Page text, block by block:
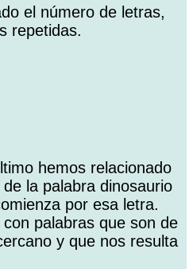
el número de letras,
repetidas.
hemos relacionado
la palabra dinosaurio
por esa letra.
palabras que son de
y que nos resulta